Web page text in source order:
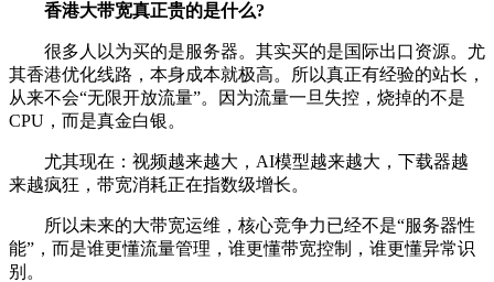
香港大带宽真正贵的是什么?
很多人以为买的是服务器。其实买的是国际出口资源。尤
其香港优化线路，本身成本就极高。所以真正有经验的站长，
从来不会“无限开放流量”。因为流量一旦失控，烧掉的不是
CPU，而是真金白银。
尤其现在：视频越来越大，AI模型越来越大，下载器越
来越疯狂，带宽消耗正在指数级增长。
所以未来的大带宽运维，核心竞争力已经不是“服务器性
能”，而是谁更懂流量管理，谁更懂带宽控制，谁更懂异常识
别。